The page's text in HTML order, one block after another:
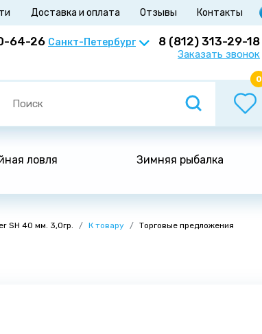
Доставка и оплата Отзывы Контакты
64-26 8 (812) 313-29-18
Заказать звонок
0
ловля Зимняя рыбалка
SH 40 мм. 3,0гр. К товару Торговые предложения